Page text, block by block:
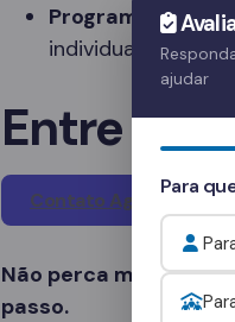
Programas
individuais de
Entre em
Contato Agora
Não perca mais
passo.
ajudar
Para